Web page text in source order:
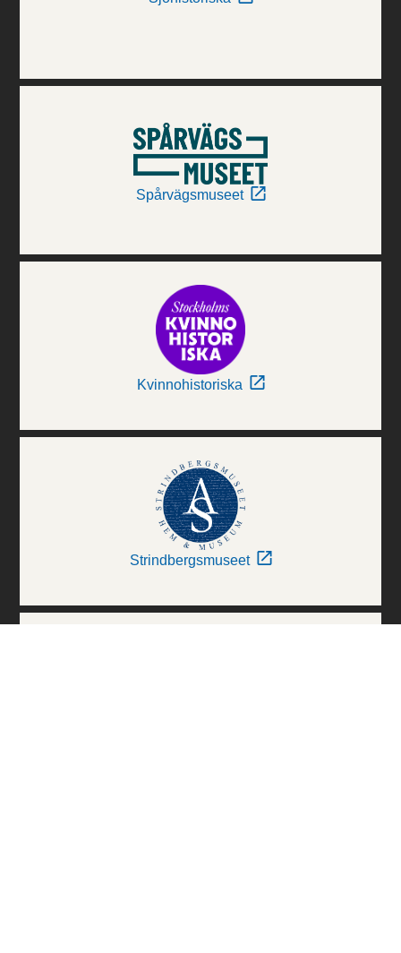
Spårvägsmuseet
Kvinnohistoriska
Strindbergsmuseet